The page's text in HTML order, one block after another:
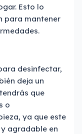
Esto lo
para mantener
desinfectar,
deja un
que
o
ya que este
agradable en